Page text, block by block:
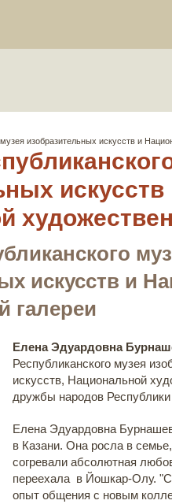
изобразительных искусств и
искусств
искусств и
галереи
Елена Эдуардовна
Республиканского музея
искусств, Национальной
дружбы народов
Елена Эдуардовна
в Казани. Она росла в
согревали абсолютная
переехала в Йошкар-Олу.
опыт общения с новым